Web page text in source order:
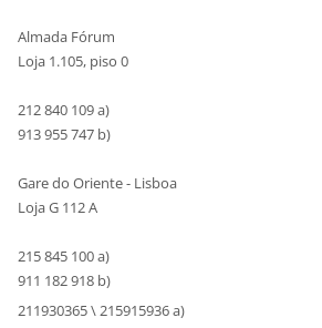
Almada Fórum
Loja 1.105, piso 0
212 840 109 a)
913 955 747 b)
Gare do Oriente - Lisboa
Loja G 112 A
215 845 100 a)
911 182 918 b)
211930365 \ 215915936 a)